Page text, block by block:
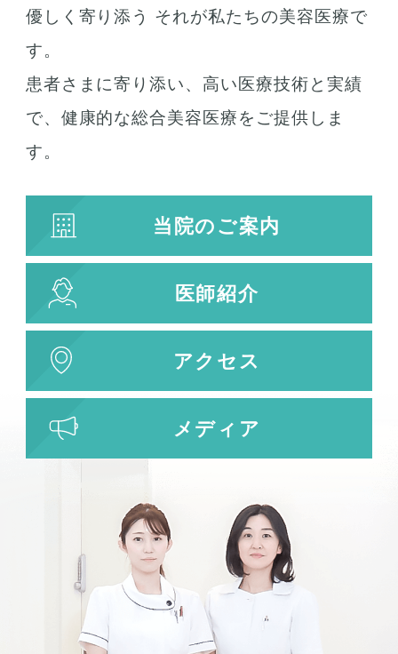
優しく寄り添う それが私たちの美容医療で
す。
患者さまに寄り添い、高い医療技術と実績
で、健康的な総合美容医療をご提供しま
す。
当院のご案内
医師紹介
アクセス
メディア